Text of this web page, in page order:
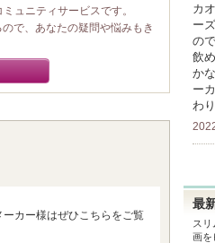
ュニティサービスです。
で、あなたの疑問や悩みもき
カー様はぜひこちらをご覧
カ
ー
の
飲
か
ー
わ
最
スリ
画を